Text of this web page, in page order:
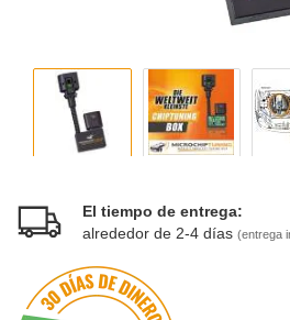
El tiempo de entrega:
alrededor de 2-4 días (entrega